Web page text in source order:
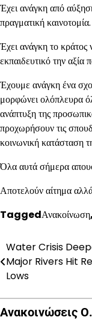
Έχει ανάγκη από
πραγματική καινοτομία.
Έχει ανάγκη το κράτος
εκπαιδευτικό την αξία
Έχουμε ανάγκη ένα
μορφώνει ολόπλευρα
ανάπτυξη της
προχωρήσουν τις
κοινωνική κατάσταση
Όλα αυτά σήμερα
Αποτελούν αίτημα
TaggedΑνακοίνωση,
Πλοήγηση
άρθρων
Water Crisis
Major Rivers Hit
Lows
Ανακοινώσεις